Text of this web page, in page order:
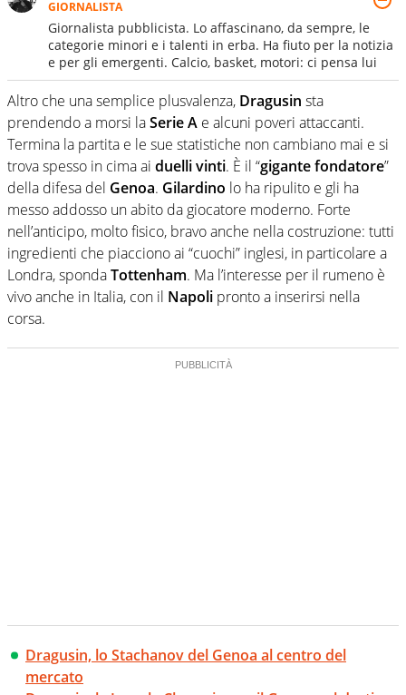
GIORNALISTA
Giornalista pubblicista. Lo affascinano, da sempre, le
categorie minori e i talenti in erba. Ha fiuto per la notizia
e per gli emergenti. Calcio, basket, motori: ci pensa lui
Altro che una semplice plusvalenza, Dragusin sta
prendendo a morsi laSerie A e alcuni poveri attaccanti.
Termina la partita e le sue statistiche non cambiano mai e si
trova spesso in cima ai duelli vinti. È il “gigante fondatore”
della difesa del Genoa. Gilardino lo ha ripulito e gli ha
messo addosso un abito da giocatore moderno. Forte
nell’anticipo, molto fisico, bravo anche nella costruzione: tutti
ingredienti che piacciono ai “cuochi” inglesi, in particolare a
Londra, spondaTottenham. Ma l’interesse per il rumeno è
vivo anche in Italia, con il Napoli pronto a inserirsi nella
corsa.
Dragusin, lo Stachanov del Genoa al centro del
mercato